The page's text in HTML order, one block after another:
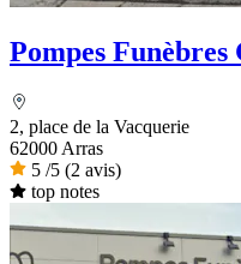
Pompes Funèbres
2, place de la Vacquerie
62000 Arras
5 /5 (2 avis)
top notes